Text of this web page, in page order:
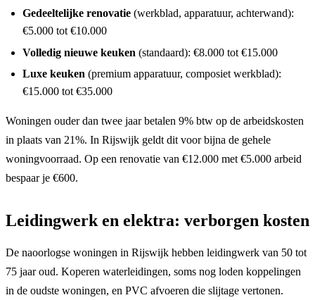
Gedeeltelijke renovatie (werkblad, apparatuur, achterwand):
€5.000 tot €10.000
Volledig nieuwe keuken (standaard): €8.000 tot €15.000
Luxe keuken (premium apparatuur, composiet werkblad):
€15.000 tot €35.000
Woningen ouder dan twee jaar betalen 9% btw op de arbeidskosten
in plaats van 21%. In Rijswijk geldt dit voor bijna de gehele
woningvoorraad. Op een renovatie van €12.000 met €5.000 arbeid
bespaar je €600.
Leidingwerk en elektra: verborgen kosten
De naoorlogse woningen in Rijswijk hebben leidingwerk van 50 tot
75 jaar oud. Koperen waterleidingen, soms nog loden koppelingen
in de oudste woningen, en PVC afvoeren die slijtage vertonen.